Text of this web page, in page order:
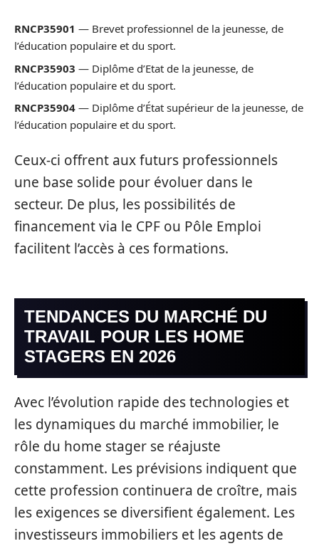
RNCP35901 — Brevet professionnel de la jeunesse, de
l’éducation populaire et du sport.
RNCP35903 — Diplôme d’Etat de la jeunesse, de
l’éducation populaire et du sport.
RNCP35904 — Diplôme d’État supérieur de la jeunesse, de
l’éducation populaire et du sport.
Ceux-ci offrent aux futurs professionnels
une base solide pour évoluer dans le
secteur. De plus, les possibilités de
financement via le CPF ou Pôle Emploi
facilitent l’accès à ces formations.
TENDANCES DU MARCHÉ DU
TRAVAIL POUR LES HOME
STAGERS EN 2026
Avec l’évolution rapide des technologies et
les dynamiques du marché immobilier, le
rôle du home stager se réajuste
constamment. Les prévisions indiquent que
cette profession continuera de croître, mais
les exigences se diversifient également. Les
investisseurs immobiliers et les agents de